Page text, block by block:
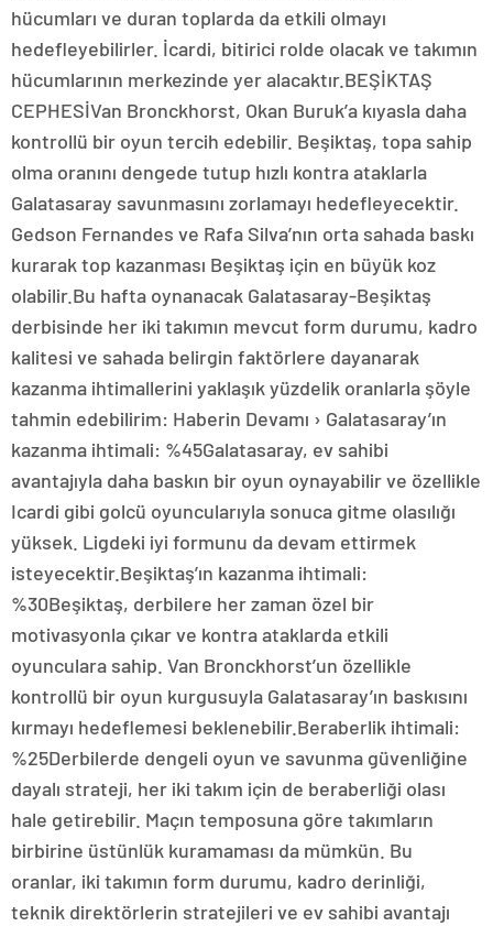
hücumları ve duran toplarda da etkili olmayı
hedefleyebilirler. İcardi, bitirici rolde olacak ve takımın
hücumlarının merkezinde yer alacaktır.BEŞİKTAŞ
CEPHESİVan Bronckhorst, Okan Buruk’a kıyasla daha
kontrollü bir oyun tercih edebilir. Beşiktaş, topa sahip
olma oranını dengede tutup hızlı kontra ataklarla
Galatasaray savunmasını zorlamayı hedefleyecektir.
Gedson Fernandes ve Rafa Silva’nın orta sahada baskı
kurarak top kazanması Beşiktaş için en büyük koz
olabilir.Bu hafta oynanacak Galatasaray-Beşiktaş
derbisinde her iki takımın mevcut form durumu, kadro
kalitesi ve sahada belirgin faktörlere dayanarak
kazanma ihtimallerini yaklaşık yüzdelik oranlarla şöyle
tahmin edebilirim: Haberin Devamı › Galatasaray’ın
kazanma ihtimali: %45Galatasaray, ev sahibi
avantajıyla daha baskın bir oyun oynayabilir ve özellikle
Icardi gibi golcü oyuncularıyla sonuca gitme olasılığı
yüksek. Ligdeki iyi formunu da devam ettirmek
isteyecektir.Beşiktaş’ın kazanma ihtimali:
%30Beşiktaş, derbilere her zaman özel bir
motivasyonla çıkar ve kontra ataklarda etkili
oyunculara sahip. Van Bronckhorst’un özellikle
kontrollü bir oyun kurgusuyla Galatasaray’ın baskısını
kırmayı hedeflemesi beklenebilir.Beraberlik ihtimali:
%25Derbilerde dengeli oyun ve savunma güvenliğine
dayalı strateji, her iki takım için de beraberliği olası
hale getirebilir. Maçın temposuna göre takımların
birbirine üstünlük kuramaması da mümkün. Bu
oranlar, iki takımın form durumu, kadro derinliği,
teknik direktörlerin stratejileri ve ev sahibi avantajı